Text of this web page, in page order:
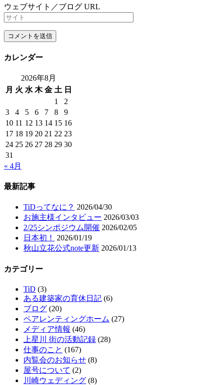
ウェブサイト／ブログ URL
カレンダー
2026年8月
月 火 水 木 金 土 日
1
2
3
4 5 6 7 8
9
10 11 12 13 14 15 16
17 18 19 20 21 22 23
24 25 26 27 28 29 30
31
« 4月
最新記事
TiDってなに？ 2026/04/30
お施主様インタビュー 2026/03/03
2/25シンポジウム開催 2026/02/05
日本初！
2026/01/19
秋山立花公式note更新 2026/01/13
カテゴリー
TiD (3)
ある建築家の育休日記 (6)
ブログ (20)
ペアレンティングホーム (27)
メディア情報 (46)
上星川 街の活動記録 (28)
仕事のこと (167)
内覧会のお知らせ (8)
屋号について (2)
川崎ウェディング (8)